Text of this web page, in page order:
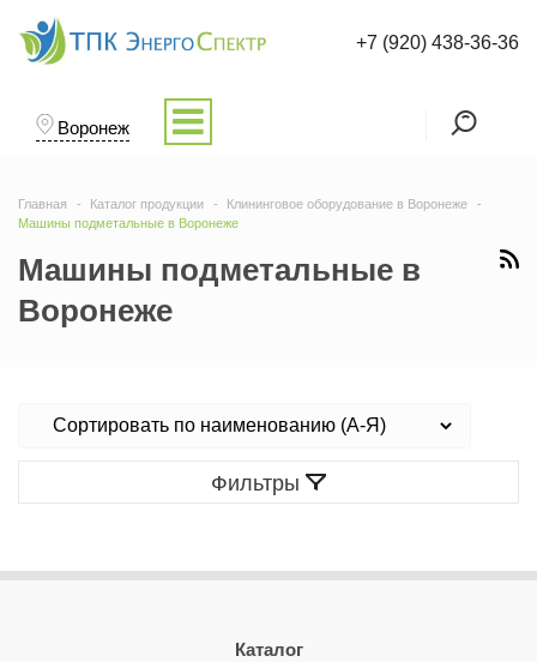
Воронеж
+7 (920) 438-36-36
Главная Каталог продукции
Клининговое оборудование в Воронеже
Машины подметальные в Воронеже
Машины подметальные в
Воронеже
Фильтры
Каталог